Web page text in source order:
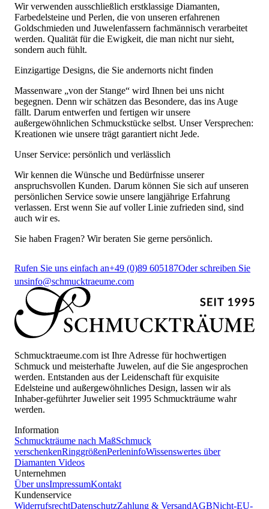
Wir verwenden ausschließlich erstklassige Diamanten,
Farbedelsteine und Perlen, die von unseren erfahrenen
Goldschmieden und Juwelenfassern fachmännisch verarbeitet
werden. Qualität für die Ewigkeit, die man nicht nur sieht,
sondern auch fühlt.
Einzigartige Designs, die Sie andernorts nicht finden
Massenware „von der Stange“ wird Ihnen bei uns nicht
begegnen. Denn wir schätzen das Besondere, das ins Auge
fällt. Darum entwerfen und fertigen wir unsere
außergewöhnlichen Schmuckstücke selbst. Unser Versprechen:
Kreationen wie unsere trägt garantiert nicht Jede.
Unser Service: persönlich und verlässlich
Wir kennen die Wünsche und Bedürfnisse unserer
anspruchsvollen Kunden. Darum können Sie sich auf unseren
persönlichen Service sowie unsere langjährige Erfahrung
verlassen. Erst wenn Sie auf voller Linie zufrieden sind, sind
auch wir es.
Sie haben Fragen? Wir beraten Sie gerne persönlich.
Rufen Sie uns einfach an+49 (0)89 605187Oder schreiben Sie
unsinfo@schmucktraeume.com
Schmucktraeume.com ist Ihre Adresse für hochwertigen
Schmuck und meisterhafte Juwelen, auf die Sie angesprochen
werden. Entstanden aus der Leidenschaft für exquisite
Edelsteine und außergewöhnliches Design, lassen wir als
Inhaber-geführter Juwelier seit 1995 Schmuckträume wahr
werden.
Information
Schmuckträume nach MaßSchmuck
verschenkenRinggrößenPerleninfoWissenswertes über
Diamanten Videos
Unternehmen
Über unsImpressumKontakt
Kundenservice
WiderrufsrechtDatenschutzZahlung & VersandAGBNicht-EU-